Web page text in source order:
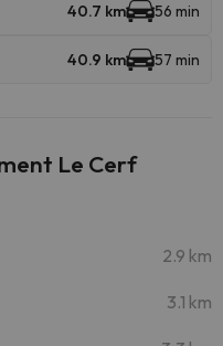
40.7 km 56 min
40.9 km 57 min
Le Cerf
2.9 km
3.1 km